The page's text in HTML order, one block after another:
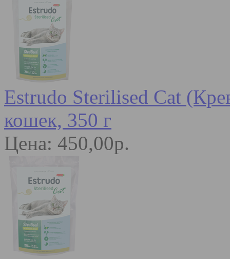
Estrudo Sterilised Cat
кошек, 350 г
Цена: 450,00р.